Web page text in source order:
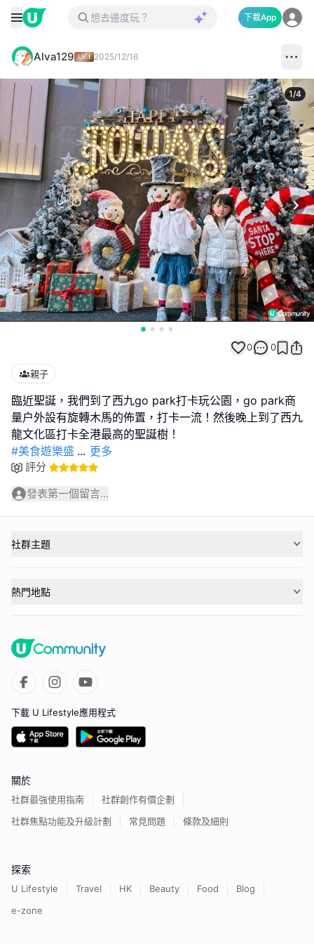
下載App
Alva129 2025/12/16
1/4
0 0
親子
臨近聖誕，我們到了西九go park打卡玩公園，go park商
量户外設有旋轉木馬的佈置，打卡一流！然後晚上到了西九
#美食遊樂盛 ... 更多
評分
發表第一個留言...
社群主題
熱門地點
下載 U Lifestyle應用程式
關於
社群最強使用指南
社群創作有價企劃
社群焦點功能及升級計劃
常見問題 條款及細則
探索
U Lifestyle Travel HK Beauty Food
Blog
e-zone